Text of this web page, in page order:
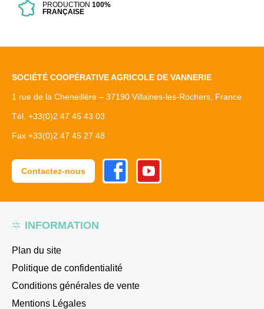
PRODUCTION100%
FRANÇAISE
INFORMATION
Plan du site
Politique de confidentialité
Conditions générales de vente
Mentions Légales
SOCIÉTÉ COOPÉRATIVE AGRICOLE DE VANNERIE
1 rue de la Cheneillère – 37190 Villaines-les-Rochers, France
Tél. +33(0)2 47 45 43 03
Fax +33(0)2 47 45 27 48
Contactez-nous
FacebookYoutube